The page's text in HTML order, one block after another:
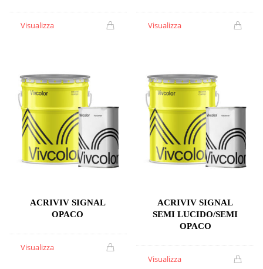
Visualizza Visualizza
ACRIVIV SIGNAL
OPACO
Visualizza
ACRIVIV SIGNAL
SEMI LUCIDO/SEMI
OPACO
Visualizza